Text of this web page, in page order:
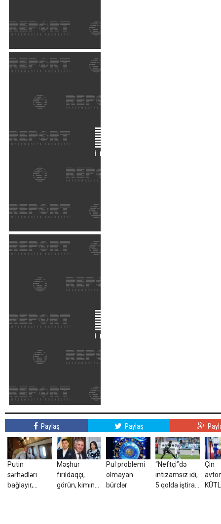
Paylaş Paylaş
Putin
sərhədləri
bağlayır,
Məşhur
fırıldaqçı,
görün, kimin
Pul problemi
olmayan
bürclər
“Neftçi”də
intizamsız idi,
5 qolda iştirak
Çin